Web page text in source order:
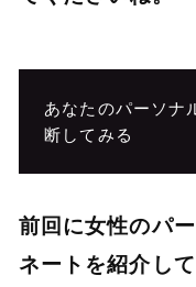
あなたのパーソ
断してみる
前回に女性のパ
ネートを紹介し